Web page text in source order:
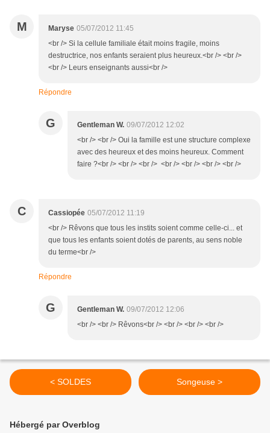
M Maryse 05/07/2012 11:45
<br /> Si la cellule familiale était moins fragile, moins
destructrice, nos enfants seraient plus heureux.<br /> <br />
<br /> Leurs enseignants aussi<br />
Répondre
G Gentleman W. 09/07/2012 12:02
<br /> <br /> Oui la famille est une structure complexe
avec des heureux et des moins heureux. Comment
faire ?<br /> <br /> <br /> <br /> <br /> <br /> <br />
C Cassiopée 05/07/2012 11:19
<br /> Rêvons que tous les instits soient comme celle-ci... et
que tous les enfants soient dotés de parents, au sens noble
du terme<br />
Répondre
G Gentleman W. 09/07/2012 12:06
<br /> <br /> Rêvons<br /> <br /> <br /> <br />
< SOLDES Songeuse >
Hébergé par Overblog